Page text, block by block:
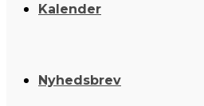
Kalender
Nyhedsbrev